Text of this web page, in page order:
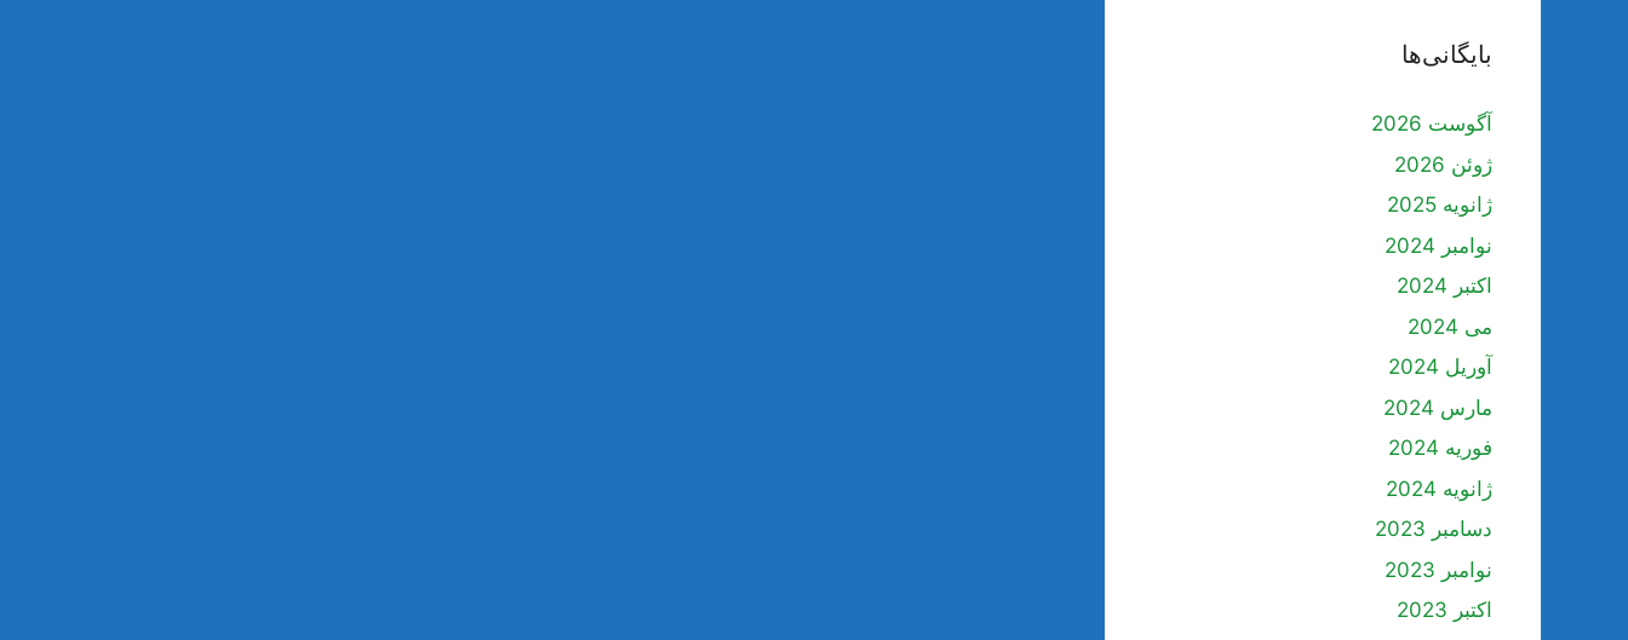
بایگانی‌ها
آگوست 2026
ژوئن 2026
ژانویه 2025
نوامبر 2024
اکتبر 2024
می 2024
آوریل 2024
مارس 2024
فوریه 2024
ژانویه 2024
دسامبر 2023
نوامبر 2023
اکتبر 2023